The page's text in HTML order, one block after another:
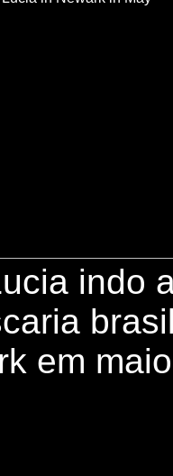
indo
em maio